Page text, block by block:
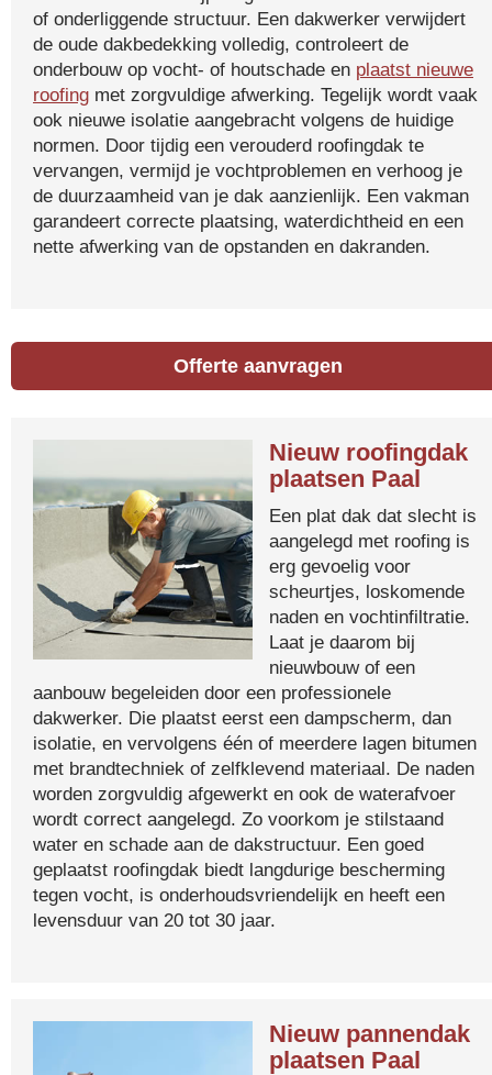
of onderliggende structuur. Een dakwerker verwijdert
de oude dakbedekking volledig, controleert de
onderbouw op vocht- of houtschade en plaatst nieuwe
roofing met zorgvuldige afwerking. Tegelijk wordt vaak
ook nieuwe isolatie aangebracht volgens de huidige
normen. Door tijdig een verouderd roofingdak te
vervangen, vermijd je vochtproblemen en verhoog je
de duurzaamheid van je dak aanzienlijk. Een vakman
garandeert correcte plaatsing, waterdichtheid en een
nette afwerking van de opstanden en dakranden.
Offerte aanvragen
Nieuw roofingdak
plaatsen Paal
Een plat dak dat slecht is
aangelegd met roofing is
erg gevoelig voor
scheurtjes, loskomende
naden en vochtinfiltratie.
Laat je daarom bij
nieuwbouw of een
aanbouw begeleiden door een professionele
dakwerker. Die plaatst eerst een dampscherm, dan
isolatie, en vervolgens één of meerdere lagen bitumen
met brandtechniek of zelfklevend materiaal. De naden
worden zorgvuldig afgewerkt en ook de waterafvoer
wordt correct aangelegd. Zo voorkom je stilstaand
water en schade aan de dakstructuur. Een goed
geplaatst roofingdak biedt langdurige bescherming
tegen vocht, is onderhoudsvriendelijk en heeft een
levensduur van 20 tot 30 jaar.
Nieuw pannendak
plaatsen Paal